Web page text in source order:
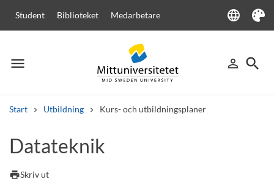
Student Biblioteket Medarbetare language
Language
Tema
menu
Meny person_outline
Logga in
search
Sök
Start Utbildning Kurs- och utbildningsplaner
Andra söktjänster
Kurser och program
Datateknik
printSkriv ut